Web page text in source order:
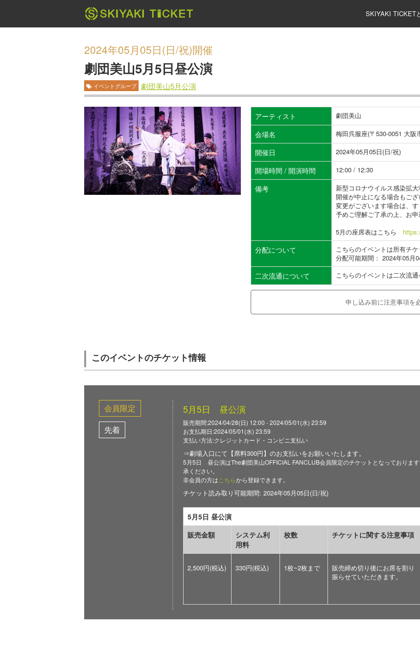
SKIYAKI TICKET
2024年05月05日(日/祝)開催
劇団美山5月5日昼公演
イベントグループ 劇団美山5月公演
アーティスト 劇団美山
会場名 梅田呉服座(〒530-0051 大
開催日 2024年05月05日(日/祝)
開場時間 / 開演時間 12:00 / 12:30
備考
新型コロナウイルス感染拡
開催が中止になる場合もござ
変更がございます場合は、す
予めご理解ご了承の上、お申
5月の座席表はこちら
分配について
こちらのイベントは所有チ
分配可能期間： 2024年05月
二次流通について こちらのイベントは二次流通
申し込み前に注意事項を
このイベントのチケット情報
会員限定
先着
5月5日 昼公演
販売期間:2024/04/28(日) 12:00 - 2024/05/01(水) 23:59
お支払期日:2024/05/01(水) 23:59
支払い方法:クレジットカード・コンビニ支払い
⇒劇場入口にて【席料300円】のお支払いをお願いいたします。
5月5日 昼公演はThe劇団美山OFFICIAL FANCLUB会員限定のチケットとなっておりま
承ください。
非会員の方は こちらから登録できます。
チケット読み取り可能期間: 2024年05月05日(日/祝)
5月5日 昼公演
販売金額
システム利
用料
枚数 チケットに関する注意事項
2,500円(税込) 330円(税込) 1枚~2枚まで
販売締め切り後にお席を割り
振らせていただきます。